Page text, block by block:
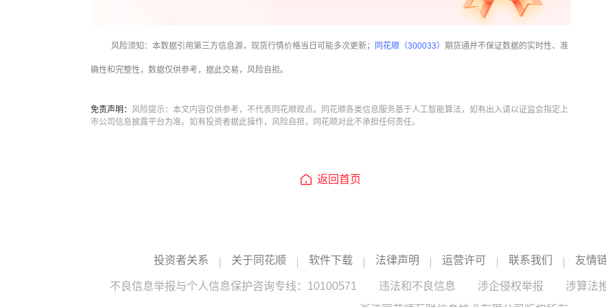
风险须知：本数据引用第三方信息源，现货行情价格当日可能多次更新； 同花顺（300033） 期货通并不保证数据的实时性、准
确性和完整性，数据仅供参考，据此交易，风险自担。
免责声明： 风险提示：本文内容仅供参考，不代表同花顺观点。同花顺各类信息服务基于人工智能算法，如有出入请以证监会指定上
市公司信息披露平台为准。如有投资者据此操作，风险自担，同花顺对此不承担任何责任。
返回首页
投资者关系 关于同花顺 软件下载 法律声明 运营许可 联系我们 友情
不良信息举报与个人信息保护咨询专线：10100571 违法和不良信息 涉企侵权举报 涉算法